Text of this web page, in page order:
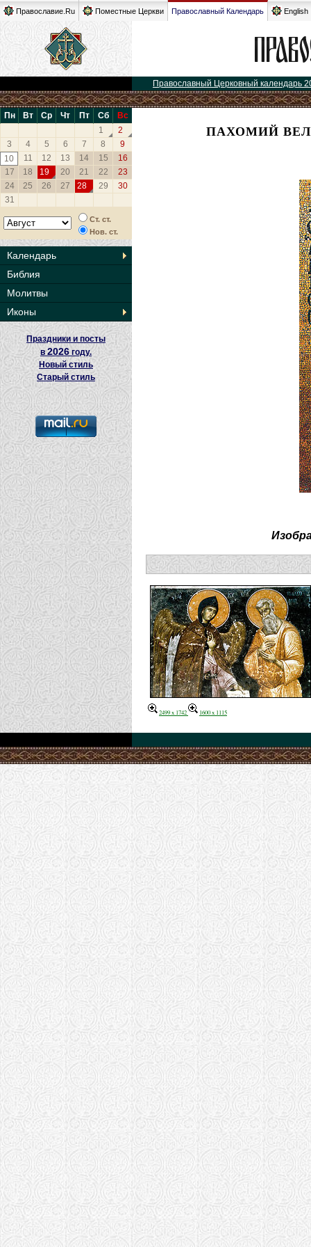
Православие.Ru Поместные Церкви Православный Календарь English
Православный Церковный календарь
Пн Вт Ср Чт Пт Сб
Вс
1
2
3
4 5 6 7 8
9
10
11 12 13 14 15
16
17
18 19 20 21 22
23
24
25 26 27 28 29
30
31
Ст. ст.
Нов. ст.
Календарь
Библия
Молитвы
Иконы
Праздники и посты
в2026 году.
Новый стиль
Старый стиль
ПАХОМИЙ
2499 x 1742 1600 x 1115